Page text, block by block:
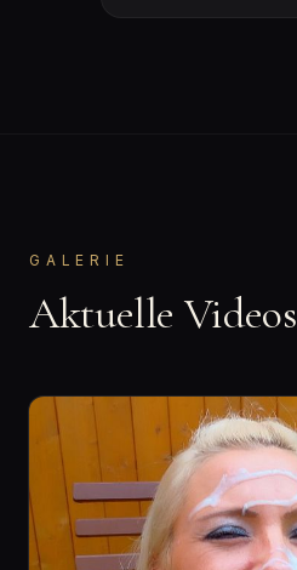
GALERIE
Aktuelle Videos